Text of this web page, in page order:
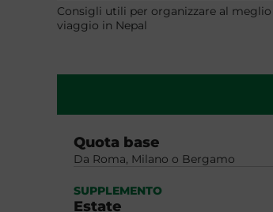
Consigli utili per organizzare al
viaggio in Nepal
Quota base
Da Roma, Milano o Bergamo
SUPPLEMENTO
Estate